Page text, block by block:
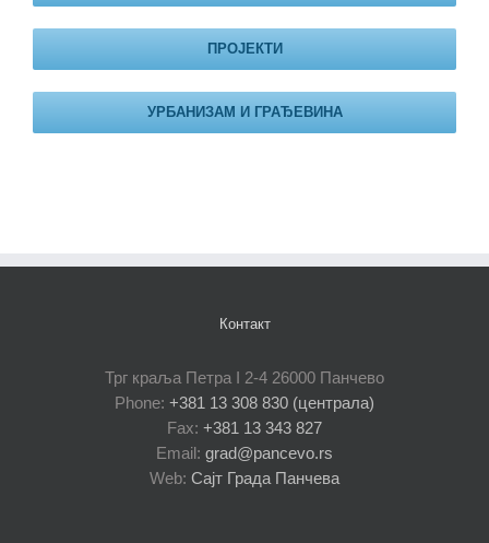
ПРОЈЕКТИ
УРБАНИЗАМ И ГРАЂЕВИНА
Контакт
Трг краља Петра I 2-4 26000 Панчево
Phone: +381 13 308 830 (централа)
Fax: +381 13 343 827
Email: grad@pancevo.rs
Web: Сајт Града Панчева